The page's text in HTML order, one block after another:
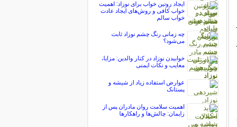
ایجاد روتین خواب برای نوزاد: اهمیت
خواب کافی و روش‌های ایجاد عادت
خواب سالم
چه زمانی رنگ چشم نوزاد ثابت
می‌شود؟
خوابیدن نوزاد در کنار والدین: مزایا،
معایب و نکات ایمنی
عوارض استفاده زیاد از شیشه و
پستانک
اهمیت سلامت روان مادران پس از
زایمان: چالش‌ها و راهکارها